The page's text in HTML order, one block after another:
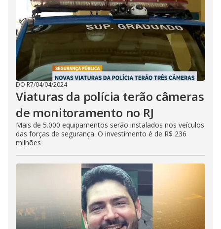
DO R7/04/04/2024
Viaturas da polícia terão câmeras
de monitoramento no RJ
Mais de 5.000 equipamentos serão instalados nos veículos
das forças de segurança. O investimento é de R$ 236
milhões